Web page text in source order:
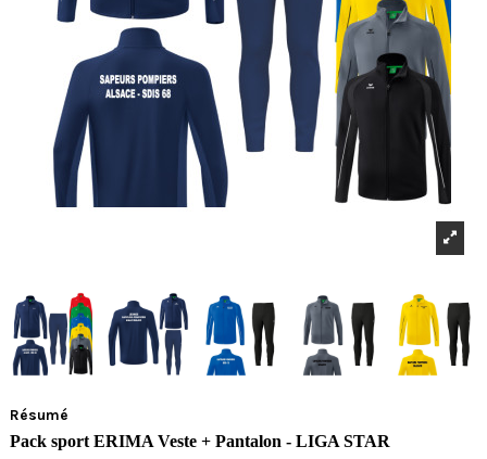
Résumé
Pack sport ERIMA Veste + Pantalon - LIGA STAR